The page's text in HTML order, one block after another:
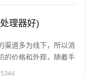
理器好)
渠道多为线下，所以消
的价格和外观，随着手
宽，以及小米曾打出性